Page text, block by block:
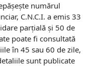
numărul
C.N.C.I. a emis 33
parțială și 50 de
poate fi consultată
în 45 sau 60 de zile,
sunt publicate